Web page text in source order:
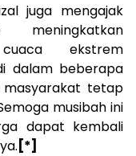
juga mengajak
ekstrem
dalam beberapa
tetap
musibah ini
dapat kembali
[*]